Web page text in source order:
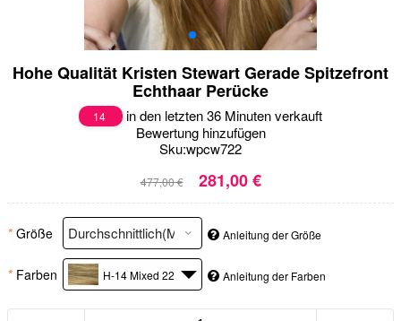
Hohe Qualität Kristen Stewart Gerade Spitzefront
Echthaar Perücke
14
in den letzten 36 Minuten verkauft
Bewertung hinzufügen
Sku:wpcw722
477,00 € 281,00 €
* Größe Anleitung der Größe
* Farben H-14 Mixed 22 Anleitung der Farben